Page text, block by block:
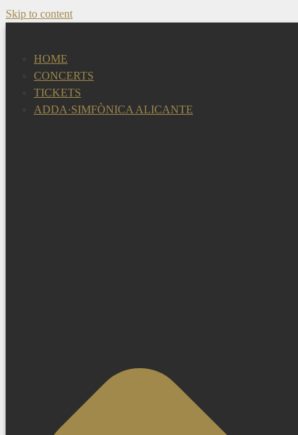
Skip to content
HOME
CONCERTS
TICKETS
ADDA·SIMFÒNICA ALICANTE